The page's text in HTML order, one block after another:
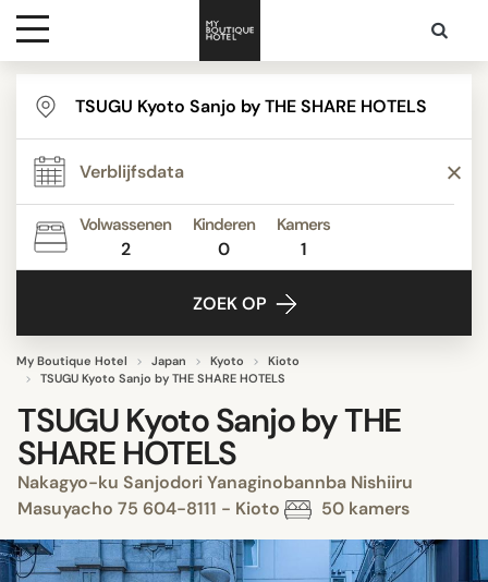
Bestemmingen
Hoteltypes
Contact
Volwassenen
2
Kinderen
0
Kamers
1
ZOEK OP
My Boutique Hotel Japan Kyoto
Kioto
TSUGU Kyoto Sanjo by THE SHARE HOTELS
TSUGU Kyoto Sanjo by THE
SHARE HOTELS
Nakagyo-ku Sanjodori Yanaginobannba Nishiiru
Masuyacho 75 604-8111 - Kioto
50 kamers